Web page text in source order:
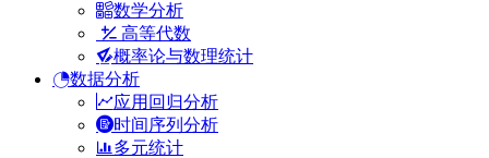
数学分析
高等代数
概率论与数理统计
数据分析
应用回归分析
时间序列分析
多元统计